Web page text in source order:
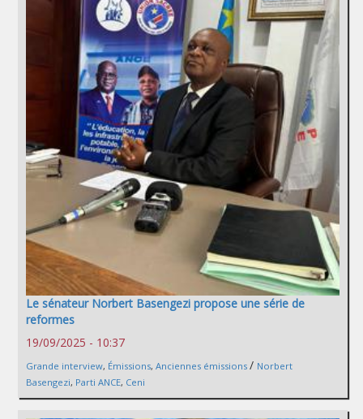
Le sénateur Norbert Basengezi propose une série de
reformes
19/09/2025 - 10:37
Grande interview, Émissions, Anciennes émissions / Norbert
Basengezi, Parti ANCE, Ceni